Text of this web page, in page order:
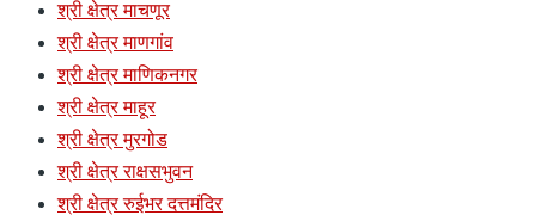
श्री क्षेत्र माचणूर
श्री क्षेत्र माणगांव
श्री क्षेत्र माणिकनगर
श्री क्षेत्र माहूर
श्री क्षेत्र मुरगोड
श्री क्षेत्र राक्षसभुवन
श्री क्षेत्र रुईभर दत्तमंदिर